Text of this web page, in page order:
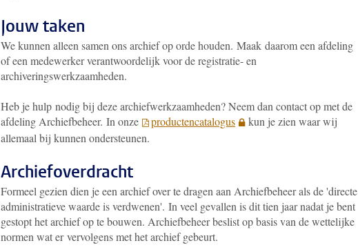
Jouw taken
We kunnen alleen samen ons archief op orde houden. Maak daarom een afdeling
of een medewerker verantwoordelijk voor de registratie- en
archiveringswerkzaamheden.
Heb je hulp nodig bij deze archiefwerkzaamheden? Neem dan contact op met de
afdeling Archiefbeheer. In onze
productencatalogus
kun je zien waar wij
allemaal bij kunnen ondersteunen.
Archiefoverdracht
Formeel gezien dien je een archief over te dragen aan Archiefbeheer als de 'directe
administratieve waarde is verdwenen'. In veel gevallen is dit tien jaar nadat je bent
gestopt het archief op te bouwen. Archiefbeheer beslist op basis van de wettelijke
normen wat er vervolgens met het archief gebeurt.